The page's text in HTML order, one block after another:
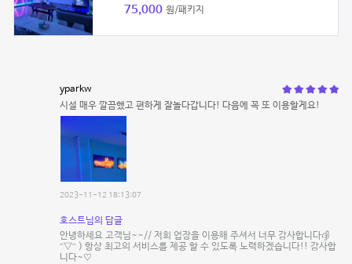
75,000 원/패키지
yparkw
시설 매우 깔끔했고 편하게 잘놀다갑니다! 다음에 꼭 또 이용할게요!
2023-11-12 18:13:07
호스트님의 답글
안녕하세요 고객님~~// 저희 업장을 이용해 주셔서 너무 감사합니다ദ്ദി
ᵔ∇ᵔ ) 항상 최고의 서비스를 제공 할 수 있도록 노력하겠습니다!! 감사합
니다~♡